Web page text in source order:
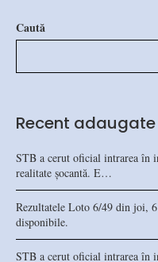
Caută
Recent adaugate
STB a cerut oficial intrarea în
realitate șocantă. E…
Rezultatele Loto 6/49 din joi,
disponibile.
STB a cerut oficial intrarea în